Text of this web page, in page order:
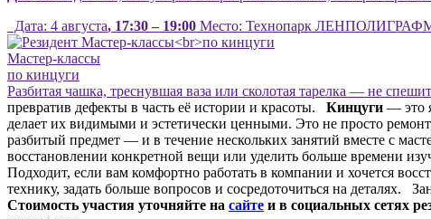
Дата: 4 августа, 17:30 – 19:00 Место: Технопарк
Мастер-классы
по кинцуги
Разбитая чашка, треснувшая ваза или сколотая тарелка — не
превратив дефекты в часть её истории и красоты. Кинцуги — это
делает их видимыми и эстетически ценными. Это не просто
разбитый предмет — и в течение нескольких занятий вместе с
восстановлении конкретной вещи или уделить больше времени
Подходит, если вам комфортно работать в компании и хочется
технику, задать больше вопросов и сосредоточиться на деталях.
Стоимость участия уточняйте на сайте и в социальных сетях